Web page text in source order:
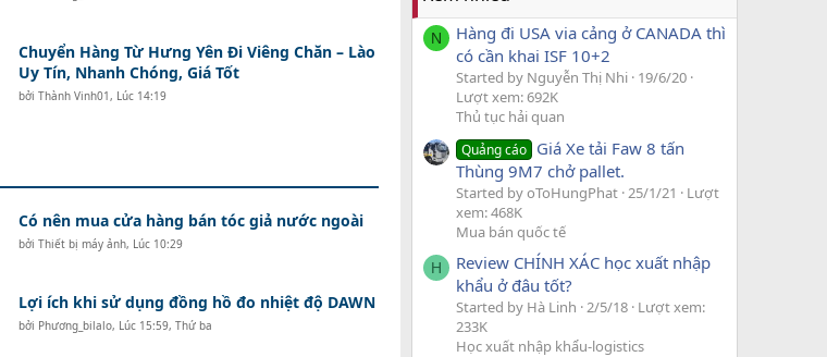
Chuyển Hàng Từ Hưng Yên Đi Viêng Chăn – Lào
Uy Tín, Nhanh Chóng, Giá Tốt
bởi Thành Vinh01, Lúc 14:19
Có nên mua cửa hàng bán tóc giả nước ngoài
bởi Thiết bị máy ảnh, Lúc 10:29
Lợi ích khi sử dụng đồng hồ đo nhiệt độ DAWN
bởi Phương_bilalo, Lúc 15:59, Thứ ba
N
Hàng đi USA via cảng ở CANADA thì
có cần khai ISF 10+2
Started by Nguyễn Thị Nhi 19/6/20
Lượt xem: 692K
Thủ tục hải quan
Quảng cáo Giá Xe tải Faw 8 tấn
Thùng 9M7 chở pallet.
Started by oToHungPhat 25/1/21
Lượt
xem: 468K
Mua bán quốc tế
H
Review CHÍNH XÁC học xuất nhập
khẩu ở đâu tốt?
Started by Hà Linh 2/5/18 Lượt xem:
233K
Học xuất nhập khẩu-logistics